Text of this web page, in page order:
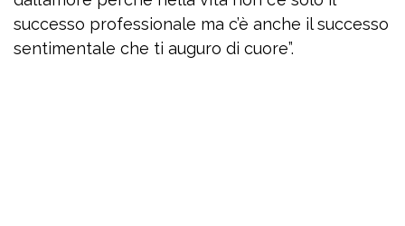
successo professionale ma c’è anche il successo
sentimentale che ti auguro di cuore”.